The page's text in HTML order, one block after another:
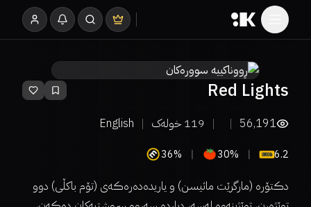
Red Lights
56,191
119 خولەک English
6.2
30%
36%
دڪتۆرە (مارگرێت ماثیسن) و یاریدەدەرەڪەی (تۆم باکڵی) دوو